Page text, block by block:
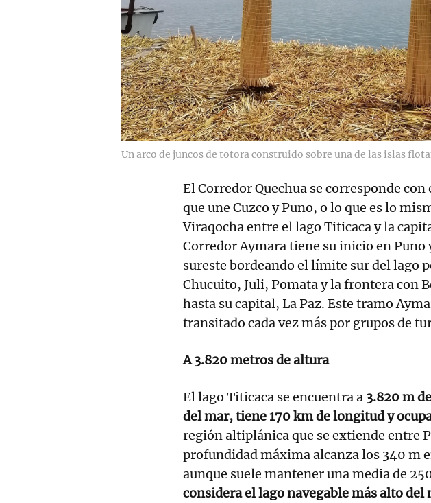
Un arco de juncos de totora construido sobre una de las islas
El Corredor Quechua se corresponde
que une Cuzco y Puno, o lo que es lo
Viraqocha entre el lago Titicaca y la
Corredor Aymara tiene su inicio en Puno
sureste bordeando el límite sur del lago
Chucuito, Juli, Pomata y la frontera con
hasta su capital, La Paz. Este tramo
transitado cada vez más por grupos de
A 3.820 metros de altura
El lago Titicaca se encuentra a 3.820 m
del mar, tiene 170 km de longitud y
región altiplánica que se extiende entre
profundidad máxima alcanza los 340 m
aunque suele mantener una media de
considera el lago navegable más alto del